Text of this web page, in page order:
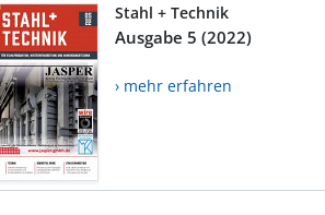
Stahl + Technik
Ausgabe 5 (2022)
› mehr erfahren